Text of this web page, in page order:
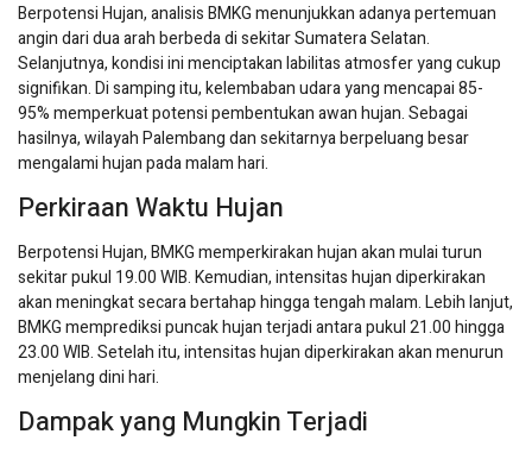
Berpotensi Hujan, analisis BMKG menunjukkan adanya pertemuan
angin dari dua arah berbeda di sekitar Sumatera Selatan.
Selanjutnya, kondisi ini menciptakan labilitas atmosfer yang cukup
signifikan. Di samping itu, kelembaban udara yang mencapai 85-
95% memperkuat potensi pembentukan awan hujan. Sebagai
hasilnya, wilayah Palembang dan sekitarnya berpeluang besar
mengalami hujan pada malam hari.
Perkiraan Waktu Hujan
Berpotensi Hujan, BMKG memperkirakan hujan akan mulai turun
sekitar pukul 19.00 WIB. Kemudian, intensitas hujan diperkirakan
akan meningkat secara bertahap hingga tengah malam. Lebih lanjut,
BMKG memprediksi puncak hujan terjadi antara pukul 21.00 hingga
23.00 WIB. Setelah itu, intensitas hujan diperkirakan akan menurun
menjelang dini hari.
Dampak yang Mungkin Terjadi